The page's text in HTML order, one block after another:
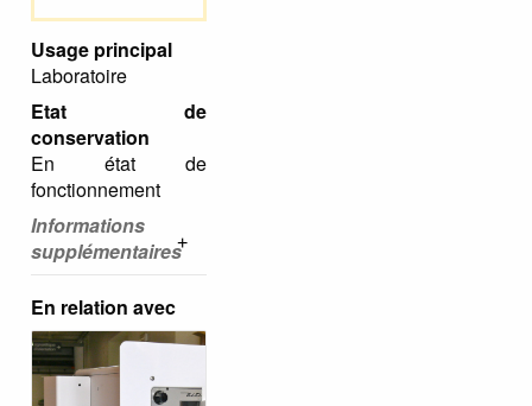
Usage principal
Laboratoire
Etat de
conservation
En état de
fonctionnement
Informations
supplémentaires
En relation avec